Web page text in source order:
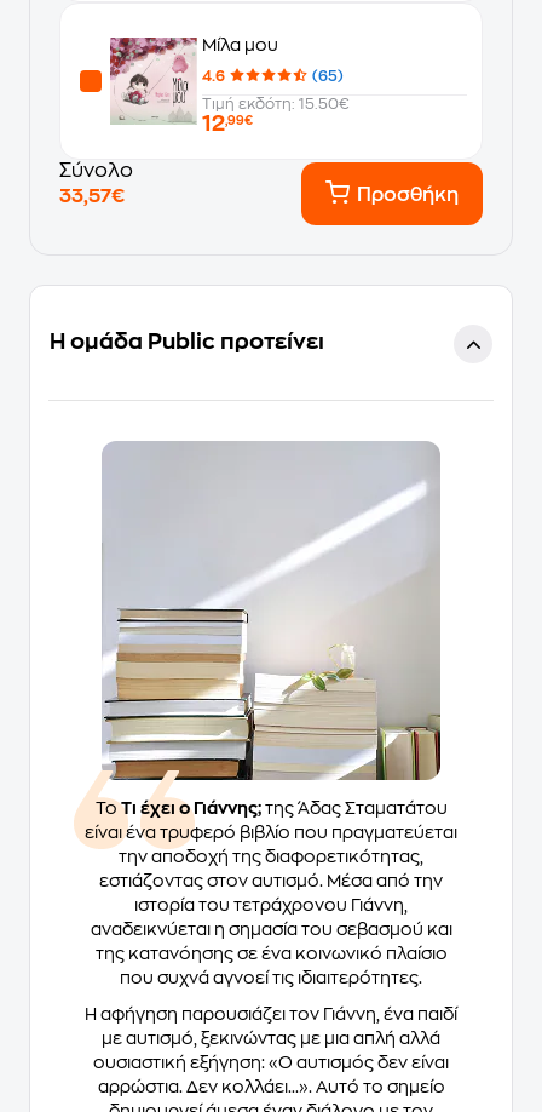
Μίλα μου
4.6
(65)
Τιμή εκδότη: 15.50€
12,99€
Σύνολο
33,57€
Προσθήκη
Η ομάδα Public προτείνει
ΤοΤι έχει ο Γιάννης;της Άδας Σταματάτου
είναι ένα τρυφερό βιβλίο που πραγματεύεται
την αποδοχή της διαφορετικότητας,
εστιάζοντας στον αυτισμό. Μέσα από την
ιστορία του τετράχρονου Γιάννη,
αναδεικνύεται η σημασία του σεβασμού και
της κατανόησης σε ένα κοινωνικό πλαίσιο
που συχνά αγνοεί τις ιδιαιτερότητες.
Η αφήγηση παρουσιάζει τον Γιάννη, ένα παιδί
με αυτισμό, ξεκινώντας με μια απλή αλλά
ουσιαστική εξήγηση: «Ο αυτισμός δεν είναι
αρρώστια. Δεν κολλάει...». Αυτό το σημείο